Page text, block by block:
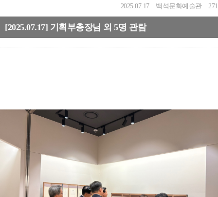
2025.07.17 백석문화예술관 271
[2025.07.17] 기획부총장님 외 5명 관람